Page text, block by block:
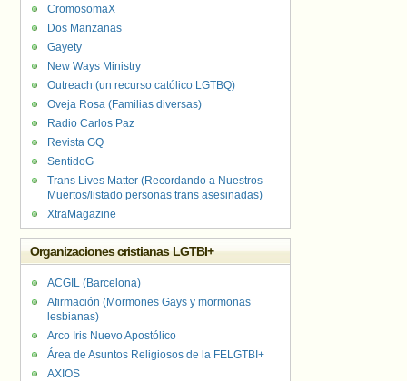
CromosomaX
Dos Manzanas
Gayety
New Ways Ministry
Outreach (un recurso católico LGTBQ)
Oveja Rosa (Familias diversas)
Radio Carlos Paz
Revista GQ
SentidoG
Trans Lives Matter (Recordando a Nuestros
Muertos/listado personas trans asesinadas)
XtraMagazine
Organizaciones cristianas LGTBI+
ACGIL (Barcelona)
Afirmación (Mormones Gays y mormonas
lesbianas)
Arco Iris Nuevo Apostólico
Área de Asuntos Religiosos de la FELGTBI+
AXIOS